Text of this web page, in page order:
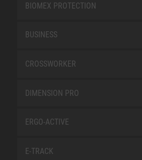
BIOMEX PROTECTION
BUSINESS
CROSSWORKER
DIMENSION PRO
ERGO-ACTIVE
E-TRACK